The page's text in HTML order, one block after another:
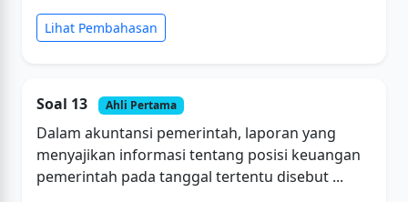
Lihat Pembahasan
Soal 13 Ahli Pertama
Dalam akuntansi pemerintah, laporan yang
menyajikan informasi tentang posisi keuangan
pemerintah pada tanggal tertentu disebut ...